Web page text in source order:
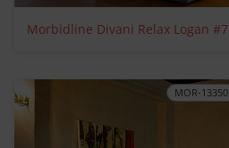
Morbidline Divani Relax Logan #7
MOR-13350